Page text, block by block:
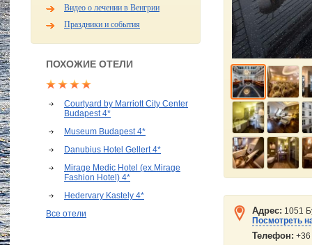
Видео о лечении в Венгрии
Праздники и события
ПОХОЖИЕ ОТЕЛИ
Courtyard by Marriott City Center
Budapest 4*
Museum Budapest 4*
Danubius Hotel Gellert 4*
Mirage Medic Hotel (ex.Mirage
Fashion Hotel) 4*
Hedervary Kastely 4*
Все отели
Адрес: 1051
Посмотреть
Телефон: